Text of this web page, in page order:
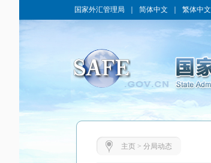
国家外汇管理局 简体中文 繁体中文
主页> 分局动态